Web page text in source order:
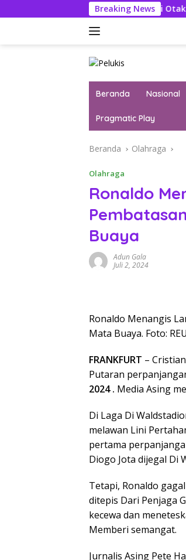
ke
Breaking News
Literatur Itu Konsumsi Otak
Beranda Nasional
Pragmatic Play
Beranda Olahraga
Olahraga
Ronaldo
Buaya
Adun Gala
Juli 2, 2024
Ronaldo Menangis
Mata Buaya. Foto:
FRANKFURT –
Putaran
2024 . Media Asing
Di Laga Di
melawan Lini
pertama
Diogo Jota dijegal Di
Tetapi, Ronaldo
ditepis Dari Penjaga
kecewa dan
Memberi semangat.
Jurnalis Asing Pete